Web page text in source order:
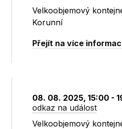
Velkoobjemový
Korunní
Přejít na více
08. 08. 2025, 15:00 -
odkaz na událost
Velkoobjemový